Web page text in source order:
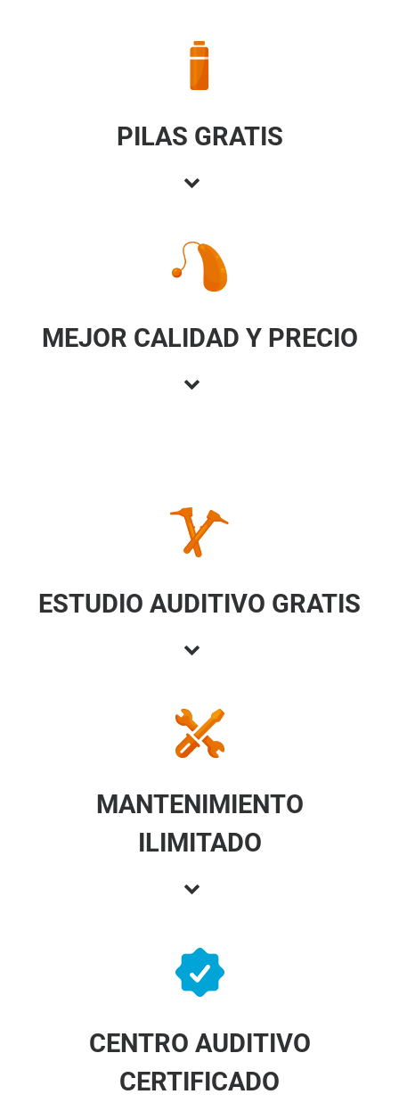
PILAS GRATIS
MEJOR CALIDAD Y PRECIO
ESTUDIO AUDITIVO GRATIS
MANTENIMIENTO
ILIMITADO
CENTRO AUDITIVO
CERTIFICADO